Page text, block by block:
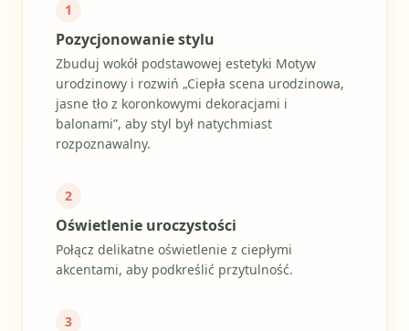
1
Pozycjonowanie stylu
Zbuduj wokół podstawowej estetyki Motyw
urodzinowy i rozwiń „Ciepła scena urodzinowa,
jasne tło z koronkowymi dekoracjami i
balonami”, aby styl był natychmiast
rozpoznawalny.
2
Oświetlenie uroczystości
Połącz delikatne oświetlenie z ciepłymi
akcentami, aby podkreślić przytulność.
3